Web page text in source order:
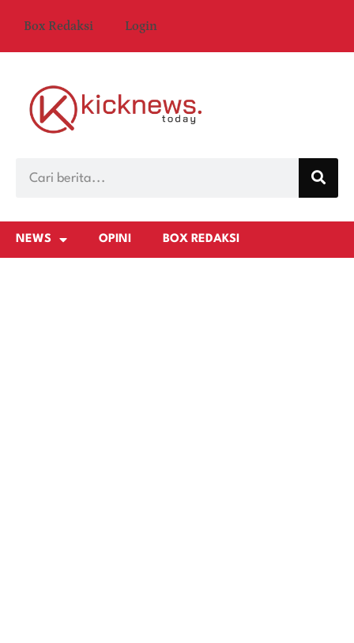
Box Redaksi Login
NEWS OPINI BOX REDAKSI